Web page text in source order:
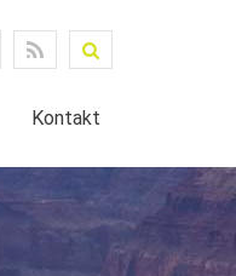
Kontakt